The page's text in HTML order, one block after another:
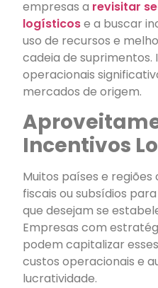
empresas a revisitar
logísticose a buscar
uso de recursos e
cadeia de suprimentos.
operacionais
mercados de origem.
Incentivos
Muitos países e
fiscais ou subsídios
que desejam se
Empresas com
podem capitalizar
custos operacionais e
lucratividade.